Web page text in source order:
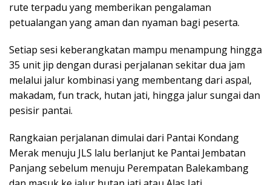
rute terpadu yang memberikan pengalaman
petualangan yang aman dan nyaman bagi peserta.
Setiap sesi keberangkatan mampu menampung hingga
35 unit jip dengan durasi perjalanan sekitar dua jam
melalui jalur kombinasi yang membentang dari aspal,
makadam, fun track, hutan jati, hingga jalur sungai dan
pesisir pantai.
Rangkaian perjalanan dimulai dari Pantai Kondang
Merak menuju JLS lalu berlanjut ke Pantai Jembatan
Panjang sebelum menuju Perempatan Balekambang